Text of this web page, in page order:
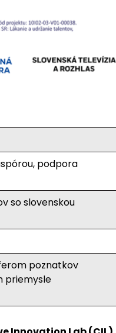
podpora
so slovenskou
poznatkov
priemysle